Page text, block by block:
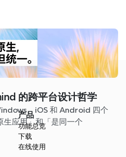
的跨平台设计哲学
、iOS 和 Android 四个
生应用」和「是同一个
产品
功能总览
下载
在线使用